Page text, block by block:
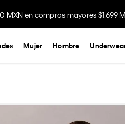
MXN en compras mayores $1,699
Disfruta envío gratis comprando
Mujer Hombre